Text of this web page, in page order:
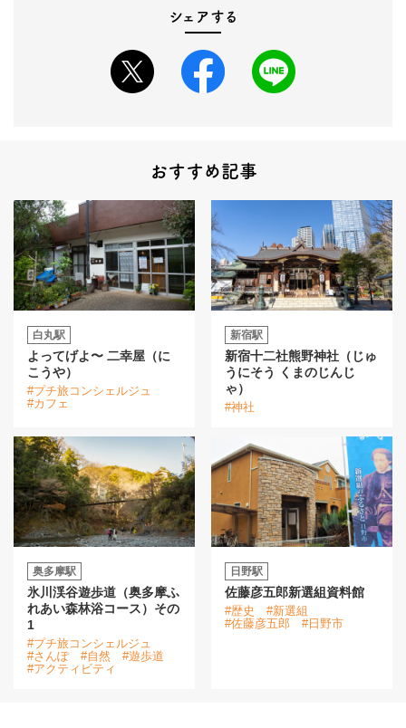
シェアする
おすすめ記事
白丸駅
よってげよ〜 二幸屋（に
こうや）
#プチ旅コンシェルジュ
#カフェ
新宿駅
新宿十二社熊野神社（じゅ
うにそう くまのじんじ
ゃ）
#神社
奥多摩駅
氷川渓谷遊歩道（奥多摩ふ
れあい森林浴コース）その
1
#プチ旅コンシェルジュ
#さんぽ
#自然
#遊歩道
#アクティビティ
日野駅
佐藤彦五郎新選組資料館
#歴史
#新選組
#佐藤彦五郎
#日野市